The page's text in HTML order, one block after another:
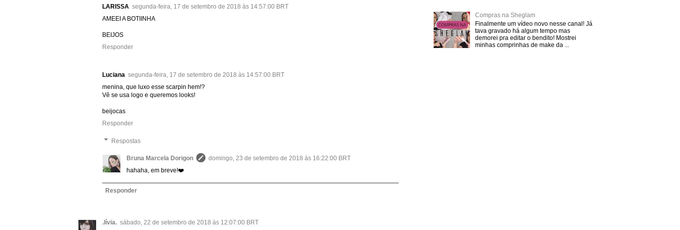
LARISSA segunda-feira, 17 de setembro de 2018 às 14:57:00 BRT
AMEEI A BOTIINHA
BEIJOS
Responder
Luciana segunda-feira, 17 de setembro de 2018 às 14:57:00 BRT
menina, que luxo esse scarpin hem!?
Vê se usa logo e queremos looks!
beijocas
Responder
Respostas
Bruna Marcela Dorigon
domingo, 23 de setembro de 2018 às 16:22:00 BRT
hahaha, em breve!❤️
Responder
.lívia. sábado, 22 de setembro de 2018 às 12:07:00 BRT
Compras na Sheglam
Finalmente um vídeo novo nesse canal! Já
tava gravado há algum tempo mas
demorei pra editar o bendito! Mostrei
minhas comprinhas de make da ...